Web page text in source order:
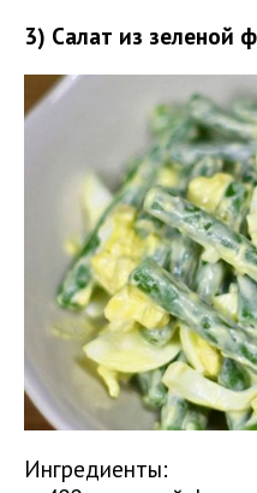
3) Салат из зеленой
Ингредиенты: